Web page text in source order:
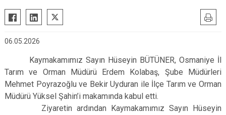
Kadirli
06.05.2026
Kaymakamımız Sayın Hüseyin BÜTÜNER, Osmaniye İl
Tarım ve Orman Müdürü Erdem Kolabaş, Şube Müdürleri
Mehmet Poyrazoğlu ve Bekir Uyduran ile İlçe Tarım ve Orman
Müdürü Yüksel Şahin’i makamında kabul etti.
Ziyaretin ardından Kaymakamımız Sayın Hüseyin